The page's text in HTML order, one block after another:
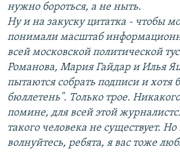
нужно бороться, а не ныть.
Ну и на закуску цитатка - чтобы
понимали масштаб
всей московской политической
Романова, Мария Гайдар и Илья
пытаются собрать подписи и хотя
бюллетень". Только трое.
помине, для всей этой
такого человека не существует.
волнуйтесь, ребята, я вас тоже